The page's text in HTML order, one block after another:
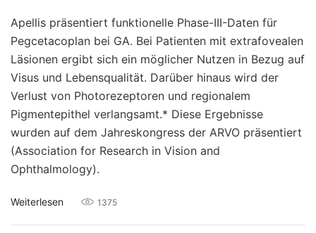
Apellis präsentiert funktionelle Phase-III-Daten für
Pegcetacoplan bei GA. Bei Patienten mit extrafovealen
Läsionen ergibt sich ein möglicher Nutzen in Bezug auf
Visus und Lebensqualität. Darüber hinaus wird der
Verlust von Photorezeptoren und regionalem
Pigmentepithel verlangsamt.* Diese Ergebnisse
wurden auf dem Jahreskongress der ARVO präsentiert
(Association for Research in Vision and
Ophthalmology).
Weiterlesen 1375